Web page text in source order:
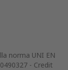
norma UNI EN
- Credit